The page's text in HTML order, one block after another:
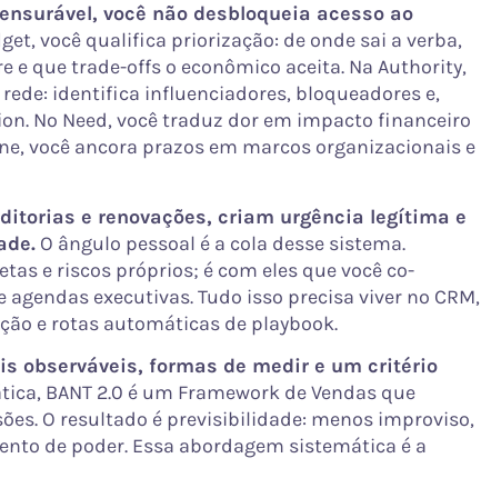
você não desbloqueia acesso ao
você qualifica priorização: de onde sai a verba,
e que trade-offs o econômico aceita. Na Authority,
identifica influenciadores, bloqueadores e,
No Need, você traduz dor em impacto financeiro
você ancora prazos em marcos organizacionais e
e renovações, criam urgência legítima e
O ângulo pessoal é a cola desse sistema.
e riscos próprios; é com eles que você co-
executivas. Tudo isso precisa viver no CRM,
e rotas automáticas de playbook.
observáveis, formas de medir e um critério
BANT 2.0 é um Framework de Vendas que
O resultado é previsibilidade: menos improviso,
de poder. Essa abordagem sistemática é a